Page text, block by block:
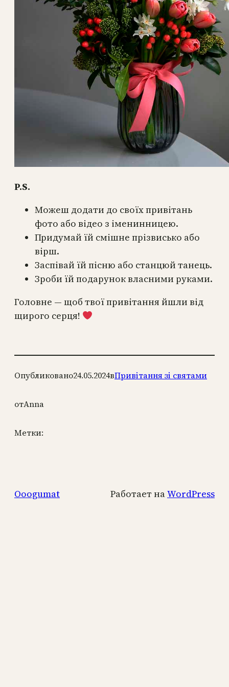
P.S.
Можеш додати до своїх привітань
фото або відео з іменинницею.
Придумай їй смішне прізвисько або
вірш.
Заспівай їй пісню або станцюй танець.
Зроби їй подарунок власними руками.
Головне — щоб твої привітання йшли від
щирого серця!
Опубликовано24.05.2024вПривітання зі святами
отAnna
Метки:
Ooogumat Работает наWordPress